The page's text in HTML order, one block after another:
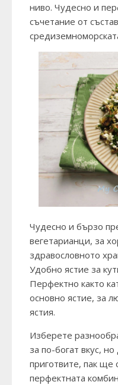
ниво. Чудесно и
съчетание от
Чудесно и бързо
вегетарианци, за
здравословното
Удобно ястие за
Перфектно както
основно ястие, за
ястия.
Изберете
за по-богат вкус,
приготвите, пак ще
перфектната